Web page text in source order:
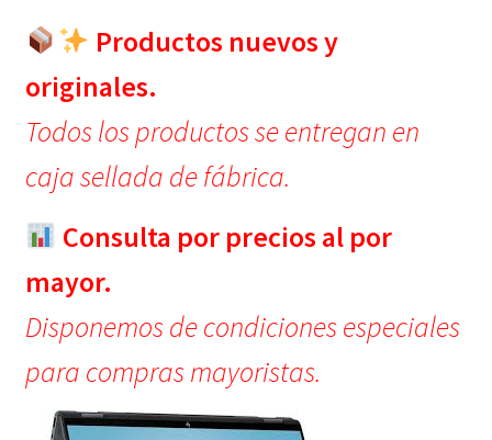
Productos nuevos y
originales.
Todos los productos se entregan en
caja sellada de fábrica.
Consulta por precios al por
mayor.
Disponemos de condiciones especiales
para compras mayoristas.